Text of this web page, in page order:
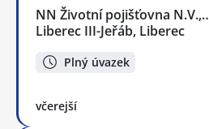
NN Životní pojišťovna
Liberec III-Jeřáb, Liberec
Plný úvazek
včerejší